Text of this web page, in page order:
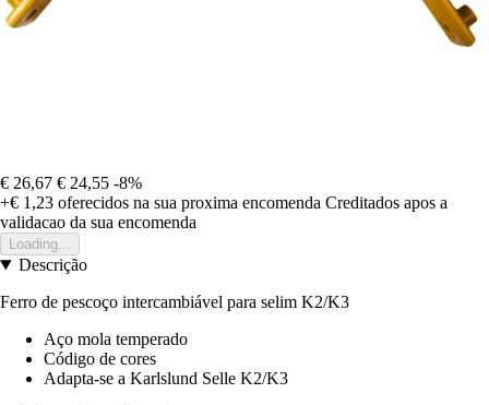
€ 26,67 € 24,55 -8%
+€ 1,23 oferecidos na sua proxima encomenda Creditados apos a
validacao da sua encomenda
Loading...
Descrição
Ferro de pescoço intercambiável para selim K2/K3
Aço mola temperado
Código de cores
Adapta-se a Karlslund Selle K2/K3